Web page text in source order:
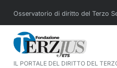
Osservatorio di diritto del Terzo
IL PORTALE DEL DIRITTO DEL